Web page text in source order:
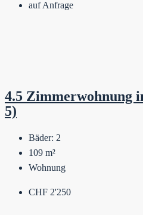
auf Anfrage
4.5 Zimmerwohnung
5)
Bäder: 2
109 m²
Wohnung
CHF 2'250